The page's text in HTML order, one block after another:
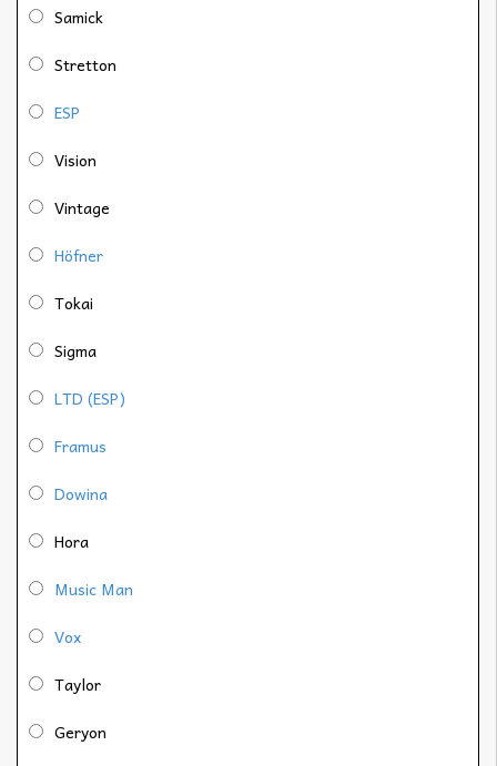
Samick
Stretton
ESP
Vision
Vintage
Höfner
Tokai
Sigma
LTD (ESP)
Framus
Dowina
Hora
Music Man
Vox
Taylor
Geryon